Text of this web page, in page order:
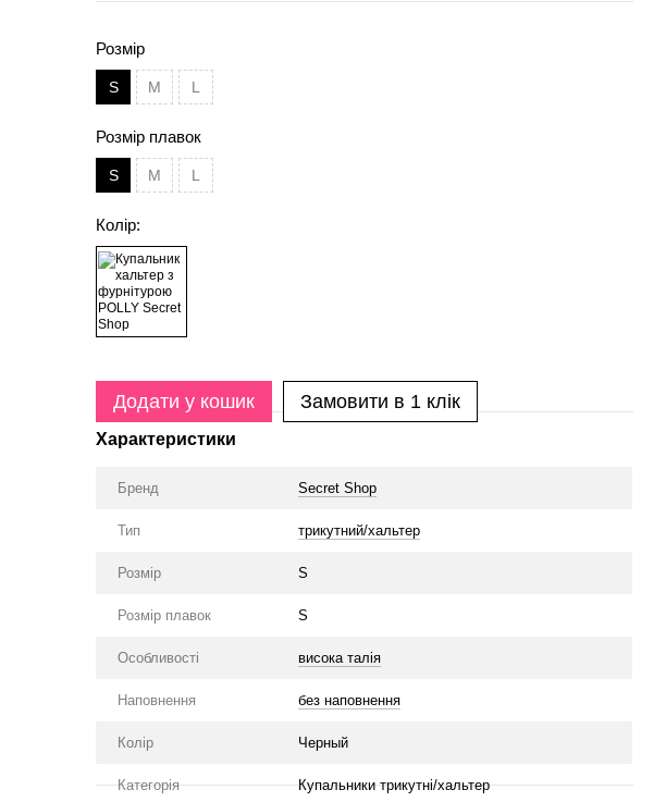
Розмір
S M L
Розмір плавок
S M L
Колір:
Додати у кошик Замовити в 1 клік
Характеристики
Бренд Secret Shop
Тип трикутний/хальтер
Розмір S
Розмір плавок S
Особливості висока талія
Наповнення без наповнення
Колір Черный
Категорія Купальники трикутні/хальтер